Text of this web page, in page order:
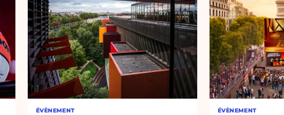
ÉVÈNEMENT ÉVÈNEMENT